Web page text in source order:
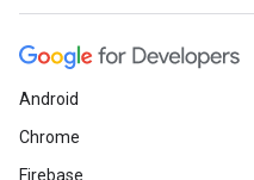
Android
Chrome
Firebase